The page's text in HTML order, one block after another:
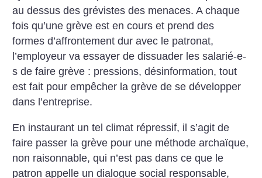
au dessus des grévistes des menaces. A chaque
fois ­qu’une grève est en cours et prend des
formes d’affrontement dur avec le patronat,
l’employeur va essayer de dissuader les salarié-e-
s de faire grève : pressions, désinformation, tout
est fait pour empêcher la grève de se développer
dans l’entreprise.
En instaurant un tel climat répressif, il s’agit de
faire passer la grève pour une méthode archaïque,
non raisonnable, qui n’est pas dans ce que le
patron appelle un dialogue social responsable,